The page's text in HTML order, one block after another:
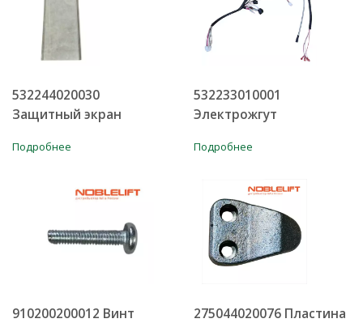
532244020030
Защитный экран
Подробнее
532233010001
Электрожгут
Подробнее
910200200012 Винт
275044020076 Пластина